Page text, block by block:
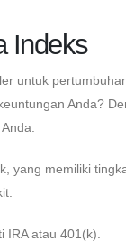
Indeks
untuk
Anda?
yang memiliki
atau 401(k).